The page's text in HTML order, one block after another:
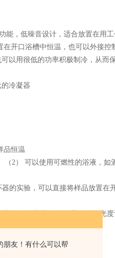
朋友！有什么可以帮
能，低噪音设计，适合放置在用
开口浴槽中恒温，也可以外接控
以用很低的功率积极制冷，从而
冷凝器
品恒温
（2） 可以使用可燃性的浴液，
的实验，可以直接将样品放置在
柱、 粘度计、 旋转蒸发仪、光